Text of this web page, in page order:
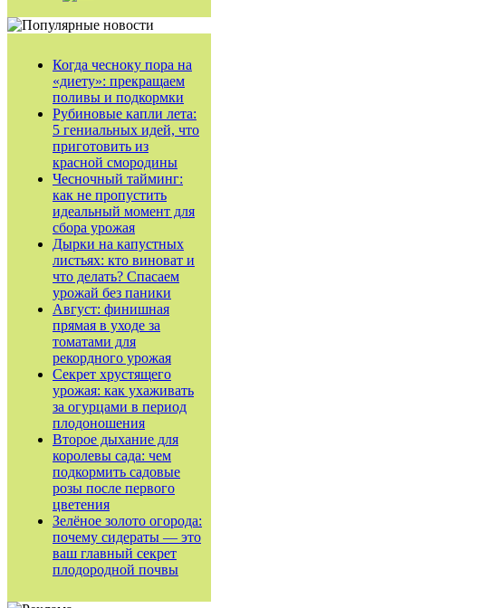
Когда чесноку пора на
«диету»: прекращаем
поливы и подкормки
Рубиновые капли лета:
5 гениальных идей, что
приготовить из
красной смородины
Чесночный тайминг:
как не пропустить
идеальный момент для
сбора урожая
Дырки на капустных
листьях: кто виноват и
что делать? Спасаем
урожай без паники
Август: финишная
прямая в уходе за
томатами для
рекордного урожая
Секрет хрустящего
урожая: как ухаживать
за огурцами в период
плодоношения
Второе дыхание для
королевы сада: чем
подкормить садовые
розы после первого
цветения
Зелёное золото огорода:
почему сидераты — это
ваш главный секрет
плодородной почвы